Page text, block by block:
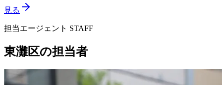
見る
担当エージェント STAFF
東灘区の担当者